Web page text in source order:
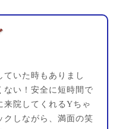
いた時もありまし
ない！安全に短時間で
来院してくれるYちゃ
クしながら、満面の笑